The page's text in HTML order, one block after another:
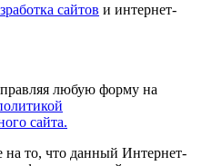
сайтов и интернет-
любую форму на
сайта.
то, что данный Интернет-